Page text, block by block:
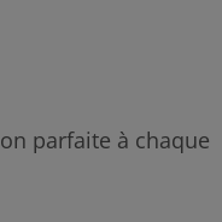
parfaite à chaque